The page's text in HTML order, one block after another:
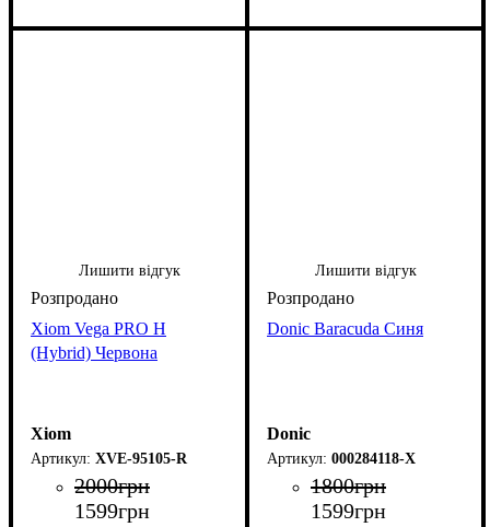
Лишити відгук
Xiom Vega PRO H
(Hybrid) Червона
Xiom
XVE-95105-R
2000грн
1599грн
Лишити відгук
Donic Baracuda Синя
Donic
000284118-X
1800грн
1599грн